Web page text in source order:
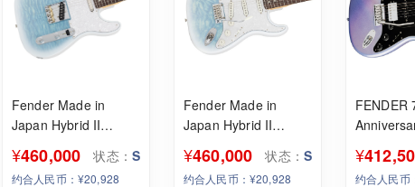
Fender Made in
Japan Hybrid II
Collection Larimar
¥460,000 状态： S
约合人民币：¥20,928
Fender Made in
Japan Hybrid II
Collection
¥460,000 状态： S
约合人民币：¥20,928
FENDER
Gloss
¥
约合人民币